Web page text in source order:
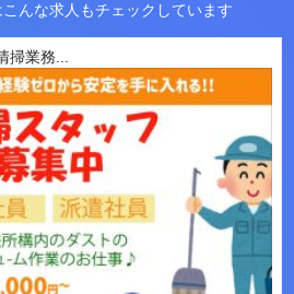
んな求人もチェックしています
掃業務...